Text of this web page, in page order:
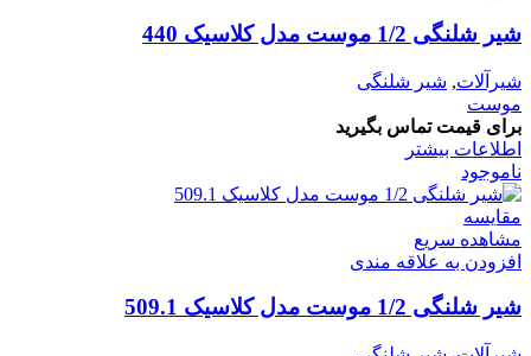
شیر شلنگی 1/2 موست مدل کلاسیک 440
شیرآلات, شیر شلنگی
موست
برای قیمت تماس بگیرید
اطلاعات بیشتر
ناموجود
مقایسه
مشاهده سریع
افزودن به علاقه مندی
شیر شلنگی 1/2 موست مدل کلاسیک 509.1